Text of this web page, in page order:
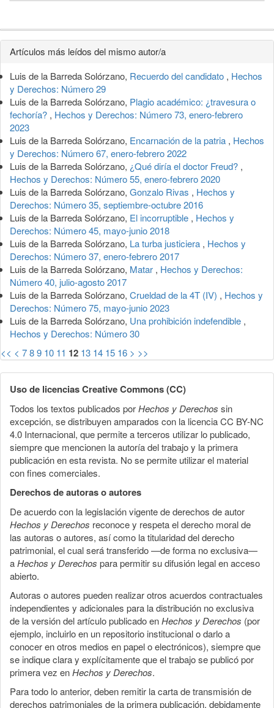
Detalles
del
artículo
Artículos más leídos del mismo autor/a
Luis de la Barreda Solórzano, Recuerdo del candidato , Hechos
y Derechos: Número 29
Luis de la Barreda Solórzano, Plagio académico: ¿travesura o
fechoría? , Hechos y Derechos: Número 73, enero-febrero
2023
Luis de la Barreda Solórzano, Encarnación de la patria , Hechos
y Derechos: Número 67, enero-febrero 2022
Luis de la Barreda Solórzano, ¿Qué diría el doctor Freud? ,
Hechos y Derechos: Número 55, enero-febrero 2020
Luis de la Barreda Solórzano, Gonzalo Rivas , Hechos y
Derechos: Número 35, septiembre-octubre 2016
Luis de la Barreda Solórzano, El incorruptible , Hechos y
Derechos: Número 45, mayo-junio 2018
Luis de la Barreda Solórzano, La turba justiciera , Hechos y
Derechos: Número 37, enero-febrero 2017
Luis de la Barreda Solórzano, Matar , Hechos y Derechos:
Número 40, julio-agosto 2017
Luis de la Barreda Solórzano, Crueldad de la 4T (IV) , Hechos y
Derechos: Número 75, mayo-junio 2023
Luis de la Barreda Solórzano, Una prohibición indefendible ,
Hechos y Derechos: Número 30
<< < 789 10 11 12 13 14 15 16 > >>
Uso de licencias Creative Commons (CC)
Todos los textos publicados porHechos y Derechos sin
excepción, se distribuyen amparados con la licencia CC BY-NC
4.0 Internacional, que permite a terceros utilizar lo publicado,
siempre que mencionen la autoría del trabajo y la primera
publicación en esta revista. No se permite utilizar el material
con fines comerciales.
Derechos de autoras o autores
De acuerdo con la legislación vigente de derechos de autor
Hechos y Derechos reconoce y respeta el derecho moral de
las autoras o autores, así como la titularidad del derecho
patrimonial, el cual será transferido —de forma no exclusiva—
aHechos y Derechos para permitir su difusión legal en acceso
abierto.
Autoras o autores pueden realizar otros acuerdos contractuales
independientes y adicionales para la distribución no exclusiva
de la versión del artículo publicado enHechos y Derechos (por
ejemplo, incluirlo en un repositorio institucional o darlo a
conocer en otros medios en papel o electrónicos), siempre que
se indique clara y explícitamente que el trabajo se publicó por
primera vez enHechos y Derechos.
Para todo lo anterior, deben remitir la carta de transmisión de
derechos patrimoniales de la primera publicación, debidamente